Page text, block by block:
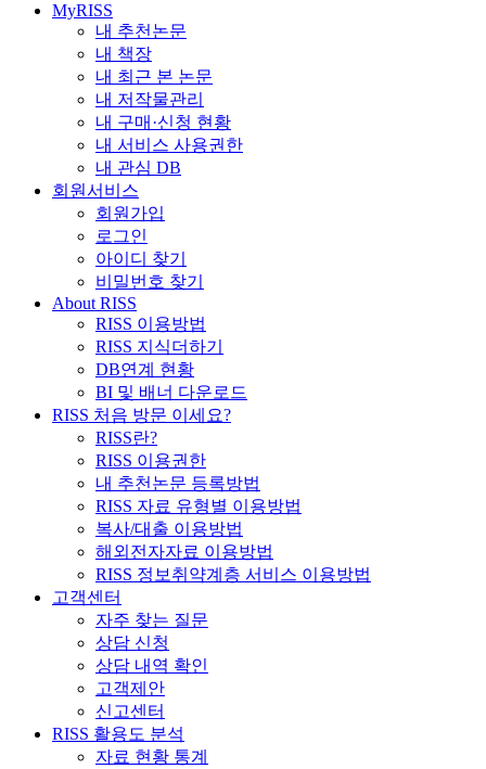
MyRISS
내 추천논문
내 책장
내 최근 본 논문
내 저작물관리
내 구매·신청 현황
내 서비스 사용권한
내 관심 DB
회원서비스
회원가입
로그인
아이디 찾기
비밀번호 찾기
About RISS
RISS 이용방법
RISS 지식더하기
DB연계 현황
BI 및 배너 다운로드
RISS 처음 방문 이세요?
RISS란?
RISS 이용권한
내 추천논문 등록방법
RISS 자료 유형별 이용방법
복사/대출 이용방법
해외전자자료 이용방법
RISS 정보취약계층 서비스 이용방법
고객센터
자주 찾는 질문
상담 신청
상담 내역 확인
고객제안
신고센터
RISS 활용도 분석
자료 현황 통계